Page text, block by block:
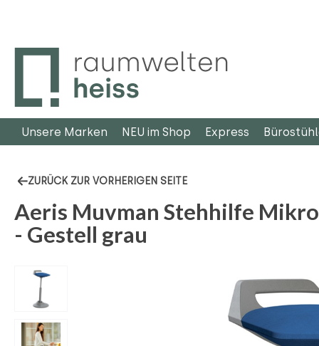
Unsere Marken NEU im Shop Express
ZURÜCK ZUR VORHERIGEN SEITE
Aeris Muvman Stehhilfe
- Gestell grau
Bildergalerie überspringen